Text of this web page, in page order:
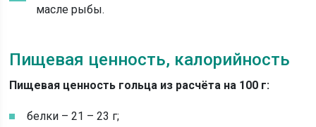
масле рыбы.
Пищевая ценность, калорийность
Пищевая ценность гольца из расчёта на 100 г:
белки – 21 – 23 г;